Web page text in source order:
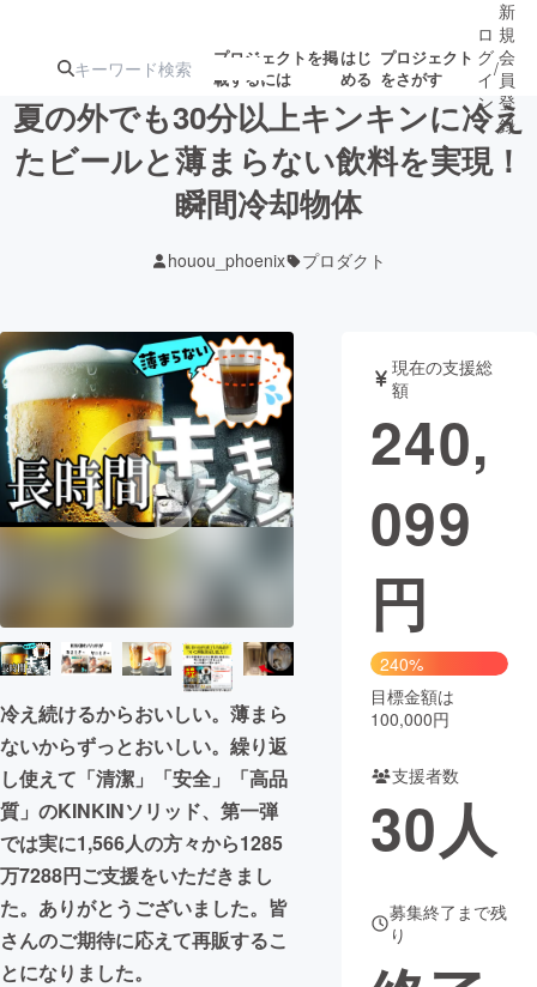
プロジェクトを掲
載するには
はじ
める
プロジェクト
をさがす
注目の新着プロ 募集終了が近いプ
テクノロジー・ガジェット
映像・映画 書籍・雑誌
ビジネス・起業 チャレンジ
CAMPFIRE for Social Good CAMPFIRE Creation
CAMPFIREふるさと納税
コミュニティ
ロ
グ
イ
ン
/
新
規
会
員
登
録
夏の外でも30分以上キンキンに冷え
たビールと薄まらない飲料を実現！
瞬間冷却物体
houou_phoenix プロダクト
冷え続けるからおいしい。薄まら
ないからずっとおいしい。繰り返
し使えて「清潔」「安全」「高品
質」のKINKINソリッド、第一弾
では実に1,566人の方々から1285
万7288円ご支援をいただきまし
た。ありがとうございました。皆
さんのご期待に応えて再販するこ
とになりました。
現在の支援総
額
240,
099
円
240%
目標金額は
100,000円
支援者数
30人
募集終了まで残
り